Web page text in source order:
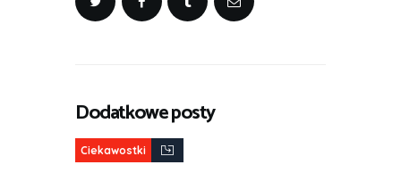
Dodatkowe posty
Ciekawostki